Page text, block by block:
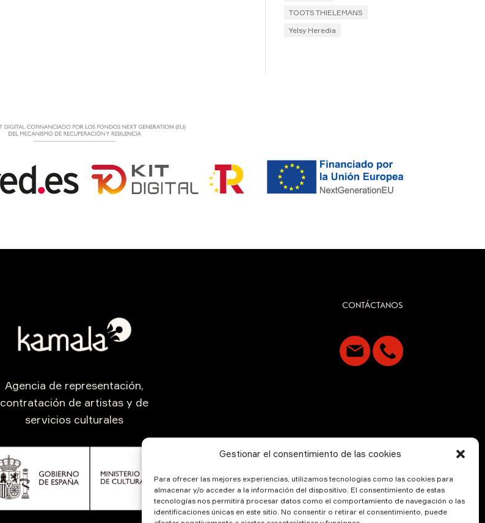
Gestionar el consentimiento de las cookies
Para ofrecer las mejores experiencias, utilizamos tecnologías como las cookies para
almacenar y/o acceder a la información del dispositivo. El consentimiento de estas
tecnologías nos permitirá procesar datos como el comportamiento de navegación o las
identificaciones únicas en este sitio. No consentir o retirar el consentimiento, puede
TOOTS THIELEMANS
Yelsy Heredia
Agencia de representación,
contratación de artistas y de
servicios culturales
CONTÁCTANOS